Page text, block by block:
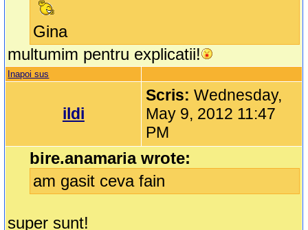
Gina
multumim pentru explicatii!
Inapoi sus
ildi
Scris:Wednesday,
May 9, 2012 11:47
PM
bire.anamaria wrote:
am gasit ceva fain
super sunt!